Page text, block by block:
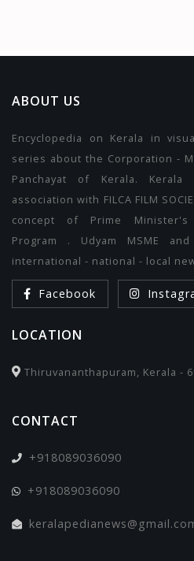
ABOUT US
Encyclopedia on Kerala in
series about the Corporation -
Panchayat of Kerala. Kerala
association with FILCA FILM
concept of Prime Minister's
Program . Udyam MSME
international - national - local
Facebook
LOCATION
Thiruvananthapuram, Kerala -
CONTACT
+918089036090
+918089036090